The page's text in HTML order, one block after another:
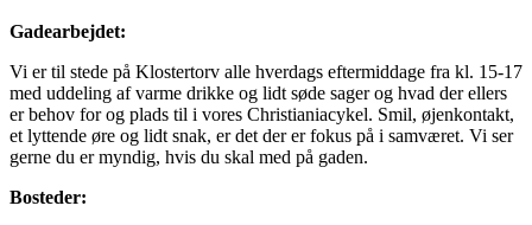
Gadearbejdet:
Vi er til stede på Klostertorv alle hverdags eftermiddage fra kl. 15-17
med uddeling af varme drikke og lidt søde sager og hvad der ellers
er behov for og plads til i vores Christianiacykel. Smil, øjenkontakt,
et lyttende øre og lidt snak, er det der er fokus på i samværet. Vi ser
gerne du er myndig, hvis du skal med på gaden.
Bosteder: